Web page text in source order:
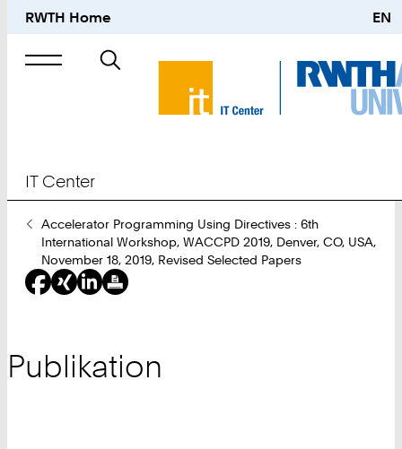
RWTH Home EN
Suche
nach
IT Center
Sie
sind
hier:
Accelerator Programming Using Directives : 6th
International Workshop, WACCPD 2019, Denver, CO, USA,
November 18, 2019, Revised Selected Papers
Publikation